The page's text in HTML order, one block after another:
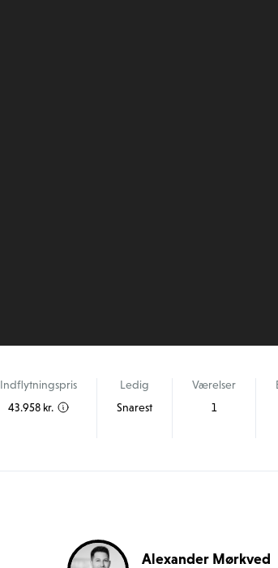
Indflytningspris
43.958 kr.
Ledig
Snarest
Værelser
1
Alexander Mørkved